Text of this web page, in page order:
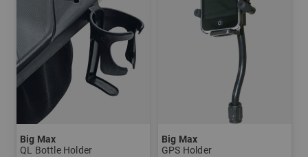
Big Max
QL Bottle Holder
Big Max
GPS Holder